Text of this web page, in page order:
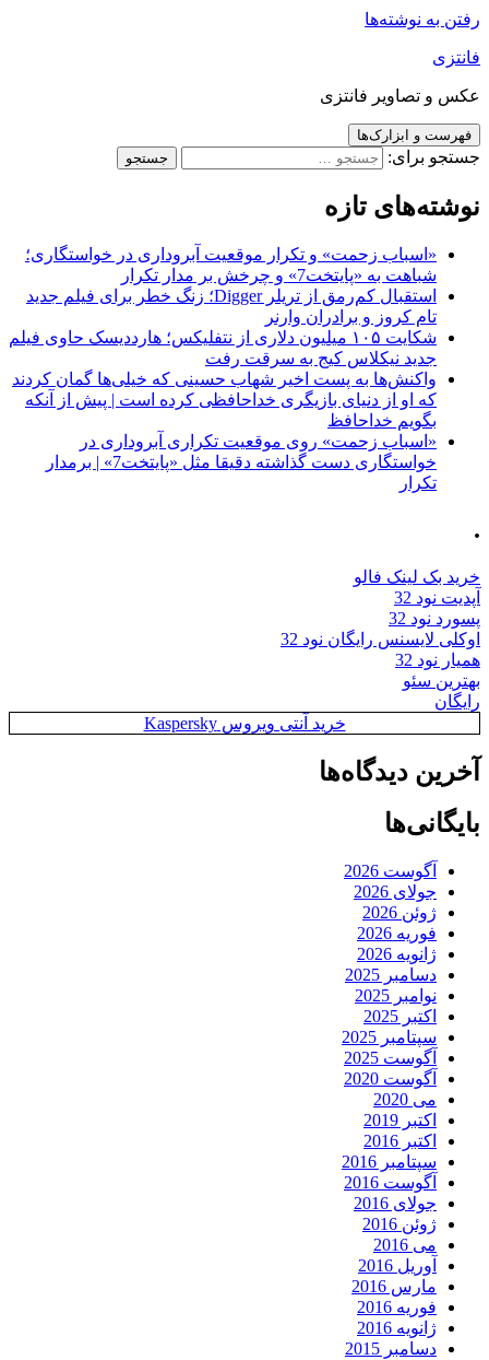
رفتن به نوشته‌ها
فانتزی
عکس و تصاویر فانتزی
فهرست و ابزارک‌ها
جستجو برای:
نوشته‌های تازه
«اسباب زحمت» و تکرار موقعیت آبروداری در خواستگاری؛
شباهت به «پایتخت7» و چرخش بر مدار تکرار
استقبال کم‌رمق از تریلر Digger؛ زنگ خطر برای فیلم جدید
تام کروز و برادران وارنر
شکایت ۱۰۵ میلیون دلاری از نتفلیکس؛ هارددیسک حاوی فیلم
جدید نیکلاس کیج به سرقت رفت
واکنش‌ها به پست اخیر شهاب حسینی که خیلی‌ها گمان کردند
که او از دنیای بازیگری خداحافظی کرده است | پیش از آنکه
بگویم خداحافظ
«اسباب زحمت» روی موقعیت تکراری آبروداری در
خواستگاری دست گذاشته دقیقا مثل «پایتخت7» | برمدار
تکرار
.
خرید بک لینک فالو
آپدیت نود 32
پسورد نود 32
اوکلی لایسنس رایگان نود 32
همیار نود 32
بهترین سئو
رایگان
خرید آنتی ویروس Kaspersky
آخرین دیدگاه‌ها
بایگانی‌ها
آگوست 2026
جولای 2026
ژوئن 2026
فوریه 2026
ژانویه 2026
دسامبر 2025
نوامبر 2025
اکتبر 2025
سپتامبر 2025
آگوست 2025
آگوست 2020
می 2020
اکتبر 2019
اکتبر 2016
سپتامبر 2016
آگوست 2016
جولای 2016
ژوئن 2016
می 2016
آوریل 2016
مارس 2016
فوریه 2016
ژانویه 2016
دسامبر 2015